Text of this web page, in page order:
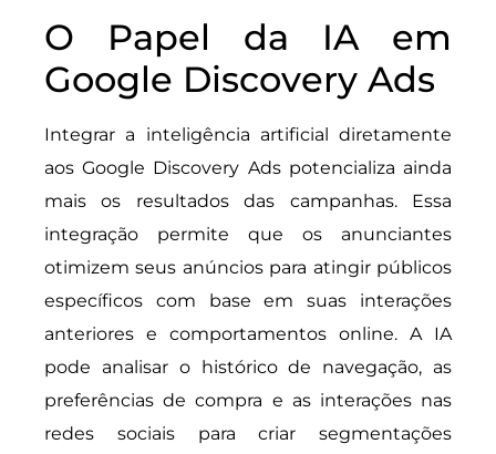
O Papel da IA em
Google Discovery Ads
Integrar a inteligência artificial diretamente
aos Google Discovery Ads potencializa ainda
mais os resultados das campanhas. Essa
integração permite que os anunciantes
otimizem seus anúncios para atingir públicos
específicos com base em suas interações
anteriores e comportamentos online. A IA
pode analisar o histórico de navegação, as
preferências de compra e as interações nas
redes sociais para criar segmentações